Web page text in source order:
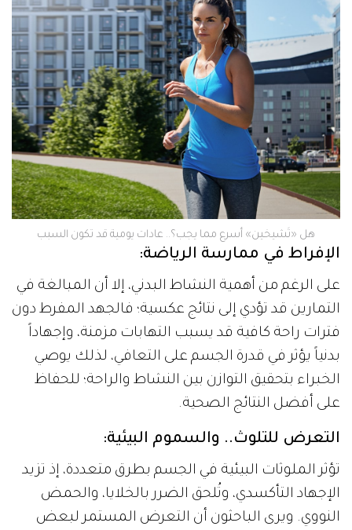
هل «تَشيخين» أسرع مما يجب؟.. عادات يومية قد تكون السبب
الإفراط في ممارسة الرياضة:
على الرغم من أهمية النشاط البدني، إلا أن المبالغة في
التمارين قد تؤدي إلى نتائج عكسية؛ فالجهد المفرط دون
فترات راحة كافية قد يسبب التهابات مزمنة، وإجهاداً
بدنياً يؤثر في قدرة الجسم على التعافي، لذلك يوصي
الخبراء بتحقيق التوازن بين النشاط والراحة؛ للحفاظ
على أفضل النتائج الصحية.
التعرض للتلوث.. والسموم البيئية:
تؤثر الملوثات البيئية في الجسم بطرق متعددة، إذ تزيد
الإجهاد التأكسدي، وتُلحق الضرر بالخلايا، والحمض
النووي. ويرى الباحثون أن التعرض المستمر لبعض